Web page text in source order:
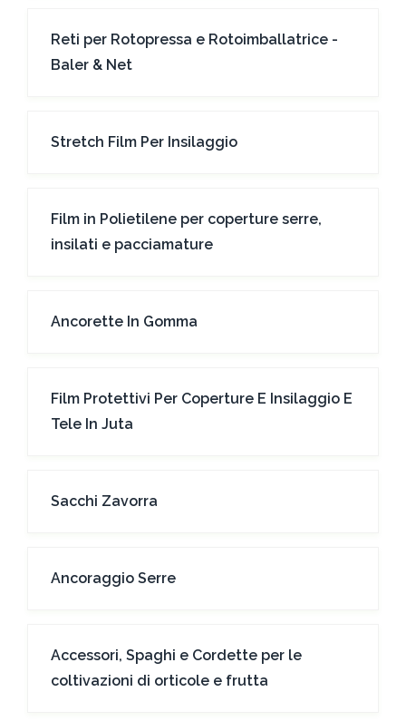
Reti per Rotopressa e Rotoimballatrice -
Baler & Net
Stretch Film Per Insilaggio
Film in Polietilene per coperture serre,
insilati e pacciamature
Ancorette In Gomma
Film Protettivi Per Coperture E Insilaggio E
Tele In Juta
Sacchi Zavorra
Ancoraggio Serre
Accessori, Spaghi e Cordette per le
coltivazioni di orticole e frutta